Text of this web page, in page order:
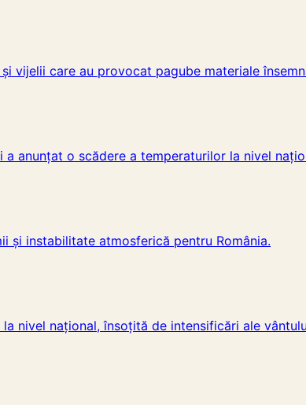
vijelii care au provocat pagube materiale
anunțat o scădere a temperaturilor la nivel
și instabilitate atmosferică pentru România.
nivel național, însoțită de intensificări ale